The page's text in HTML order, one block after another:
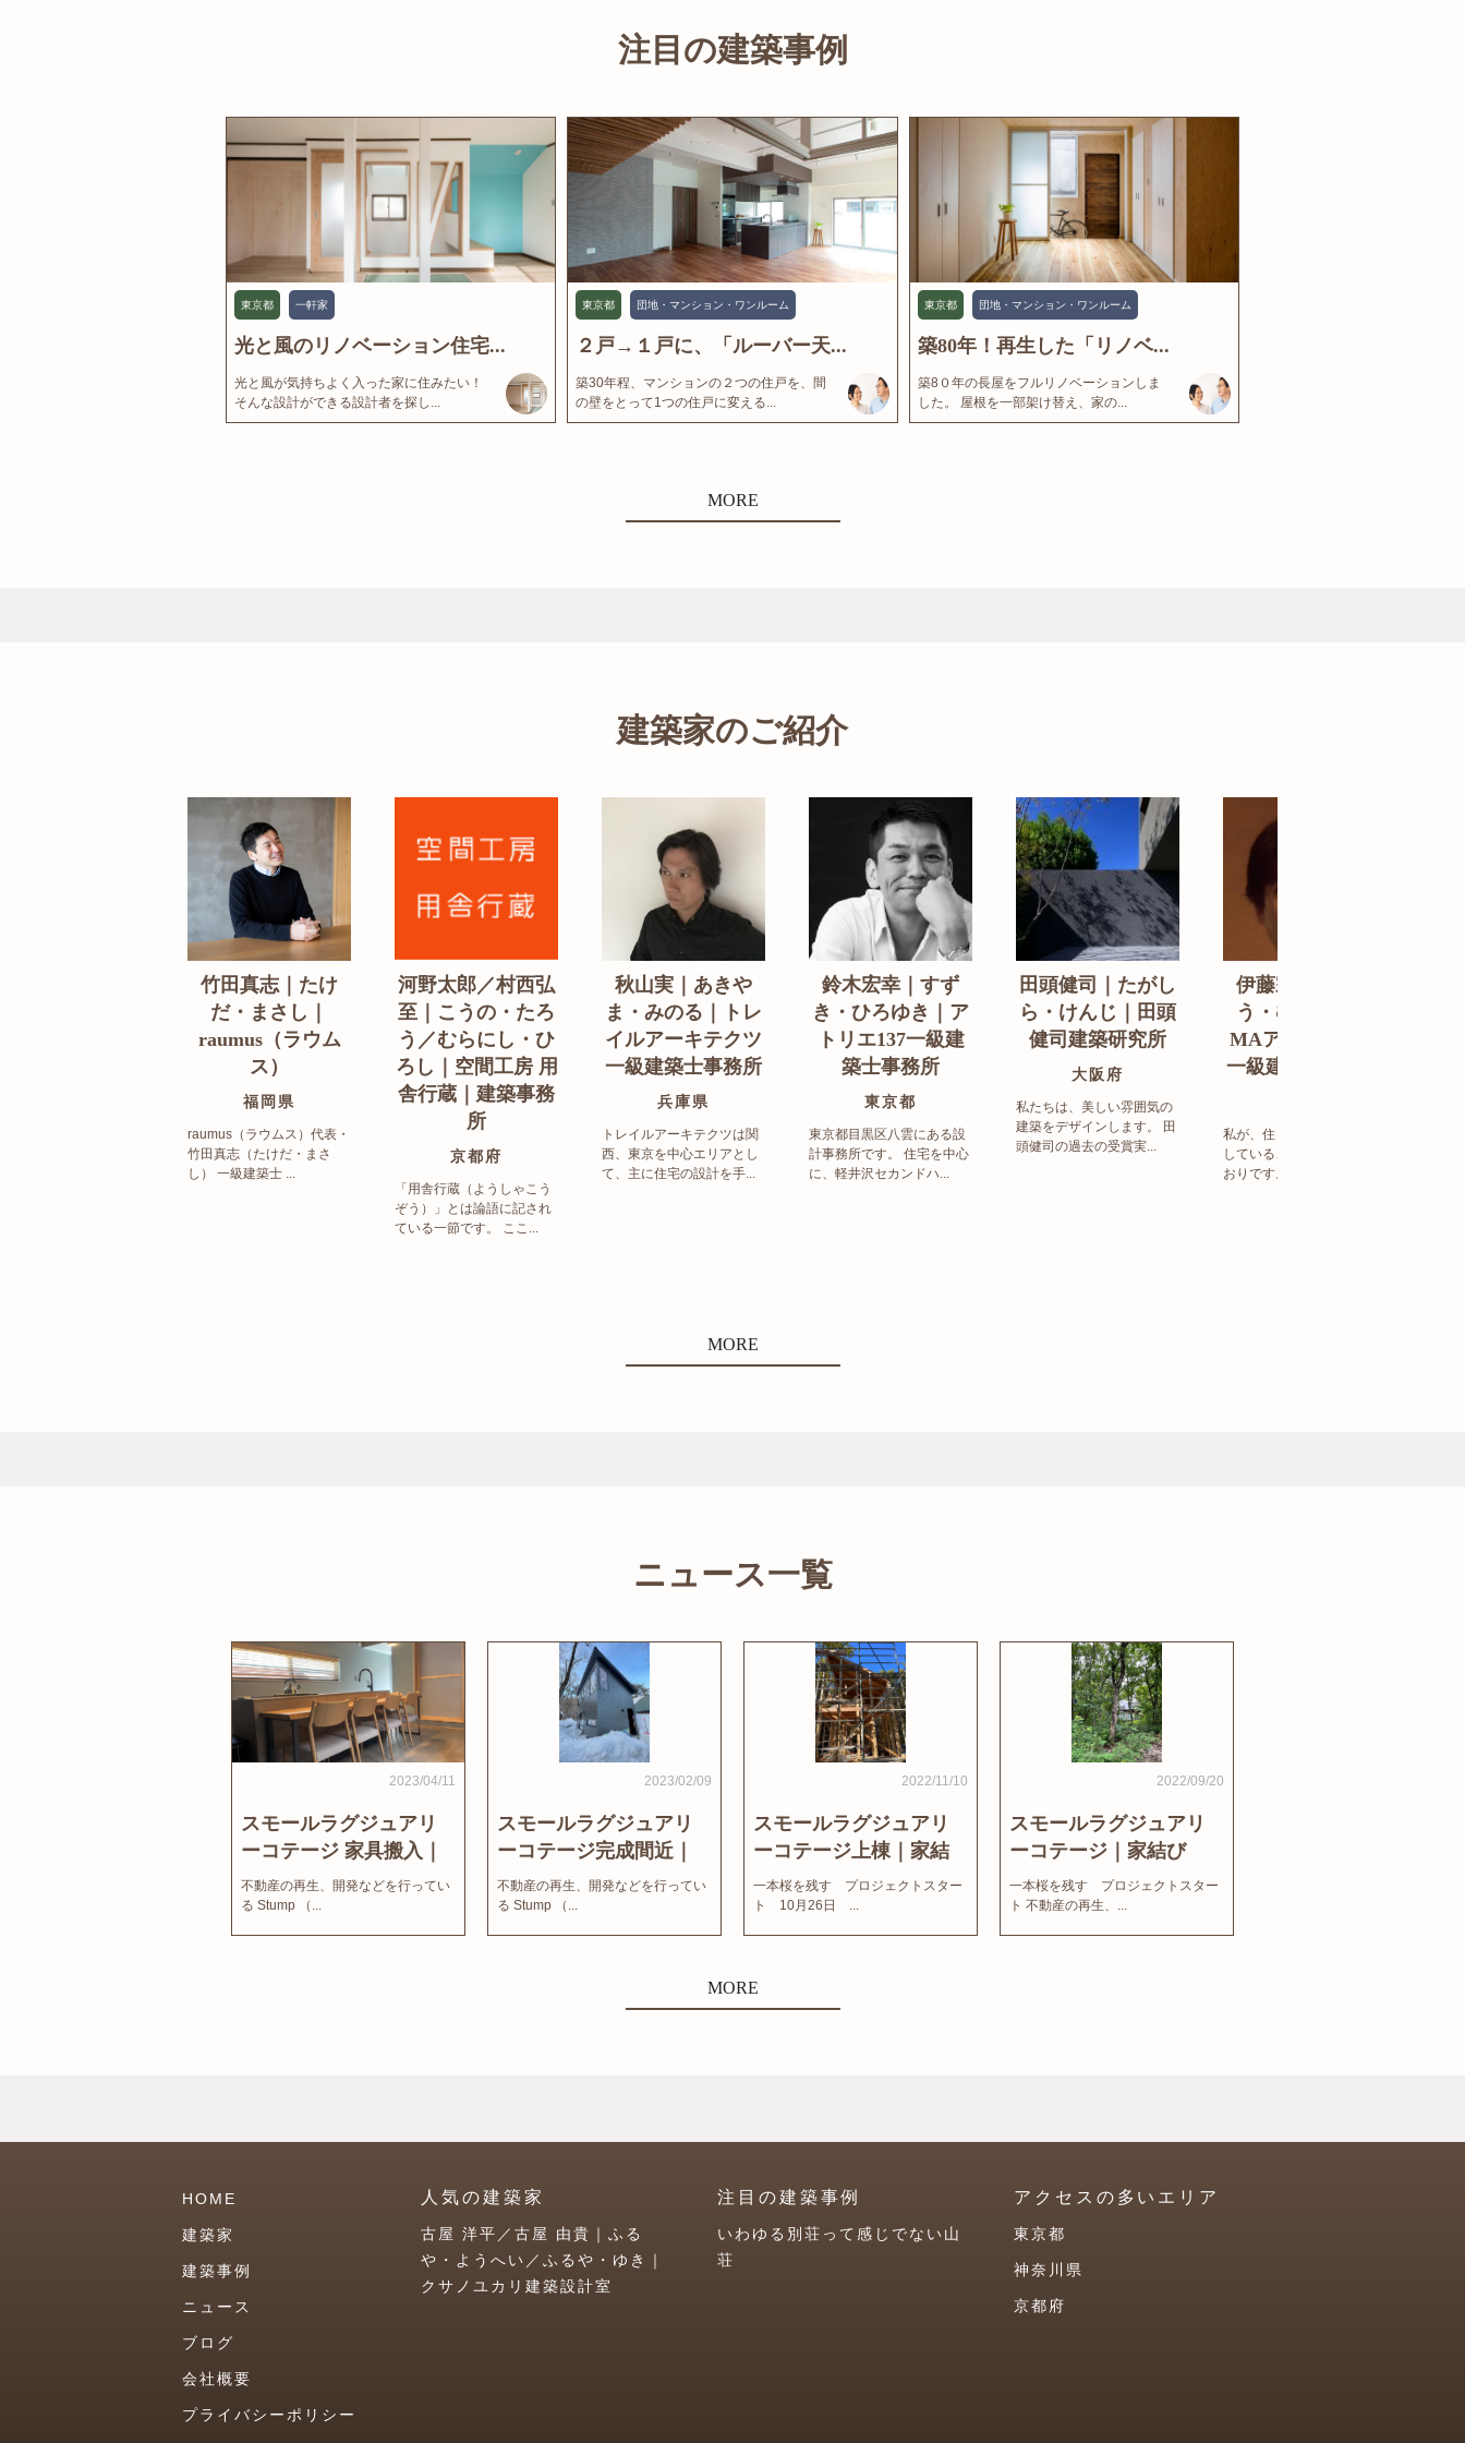
注目の建築事例
東京都 一軒家
光と風のリノベーション住宅...
光と風が気持ちよく入った家に住みたい！
そんな設計ができる設計者を探し...
東京都 団地・マンション・ワンルーム
２戸→１戸に、「ルーバー天...
築30年程、マンションの２つの住戸を、間
の壁をとって1つの住戸に変える...
東京都 団地・マンション・ワンルーム
築80年！再生した「リノベ...
築8０年の長屋をフルリノベーションしま
した。 屋根を一部架け替え、家の...
MORE
建築家のご紹介
竹田真志｜たけ
だ・まさし｜
raumus（ラウム
ス）
福岡県
raumus（ラウムス）代表・
竹田真志（たけだ・まさ
し） 一級建築士 ...
河野太郎／村西弘
至｜こうの・たろ
う／むらにし・ひ
ろし｜空間工房 用
舎行蔵｜建築事務
所
京都府
「用舎行蔵（ようしゃこう
ぞう）」とは論語に記され
ている一節です。 ここ...
秋山実｜あきや
ま・みのる｜トレ
イルアーキテクツ
一級建築士事務所
兵庫県
トレイルアーキテクツは関
西、東京を中心エリアとし
て、主に住宅の設計を手...
鈴木宏幸｜すず
き・ひろゆき｜ア
トリエ137一級建
築士事務所
東京都
東京都目黒区八雲にある設
計事務所です。 住宅を中心
に、軽井沢セカンドハ...
田頭健司｜たがし
ら・けんじ｜田頭
健司建築研究所
大阪府
私たちは、美しい雰囲気の
建築をデザインします。 田
頭健司の過去の受賞実...
伊藤宗明｜いと
う・むねあき｜
MAアーキテクト
一級建築士事務所
私が、住まい造りで大事に
していることは、以下のと
おりです。 洗練された...
MORE
ニュース一覧
2023/04/11
スモールラグジュアリ
ーコテージ 家具搬入｜
家結びNews
不動産の再生、開発などを行ってい
る Stump （...
2023/02/09
スモールラグジュアリ
ーコテージ完成間近｜
家結びNews
不動産の再生、開発などを行ってい
る Stump （...
2022/11/10
スモールラグジュアリ
ーコテージ上棟｜家結
びNews
一本桜を残す プロジェクトスター
ト 10月26日 ...
2022/09/20
スモールラグジュアリ
ーコテージ｜家結び
News
一本桜を残す プロジェクトスター
ト 不動産の再生、...
MORE
HOME
建築家
建築事例
ニュース
ブログ
会社概要
プライバシーポリシー
人気の建築家
古屋 洋平／古屋 由貴｜ふる
や・ようへい／ふるや・ゆき｜
クサノユカリ建築設計室
注目の建築事例
いわゆる別荘って感じでない山
荘
アクセスの多いエリア
東京都
神奈川県
京都府